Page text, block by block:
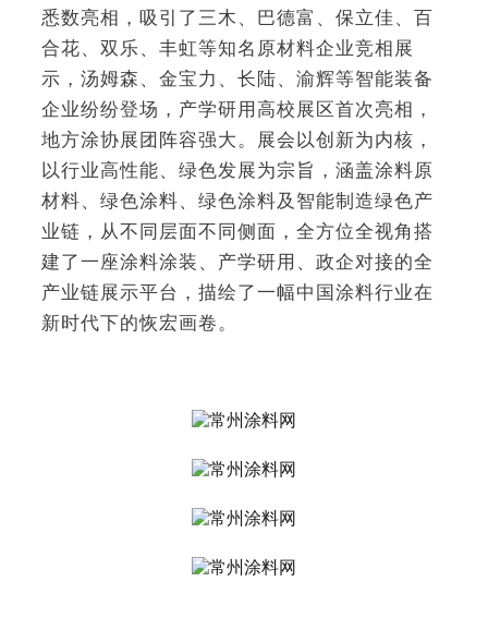
悉数亮相，吸引了三木、巴德富、保立佳、百
合花、双乐、丰虹等知名原材料企业竞相展
示，汤姆森、金宝力、长陆、渝辉等智能装备
企业纷纷登场，产学研用高校展区首次亮相，
地方涂协展团阵容强大。展会以创新为内核，
以行业高性能、绿色发展为宗旨，涵盖涂料原
材料、绿色涂料、绿色涂料及智能制造绿色产
业链，从不同层面不同侧面，全方位全视角搭
建了一座涂料涂装、产学研用、政企对接的全
产业链展示平台，描绘了一幅中国涂料行业在
新时代下的恢宏画卷。